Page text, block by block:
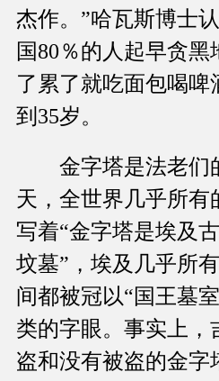
杰作。”哈瓦斯博士
国80％的人起早贪
了累了就吃面包喝啤
到35岁。
金字塔是法老们
天，全世界几乎所有
写着“金字塔是埃及
坟墓”，埃及几乎所
间都被冠以“国王墓
类的字眼。事实上，
盗和没有被盗的金字